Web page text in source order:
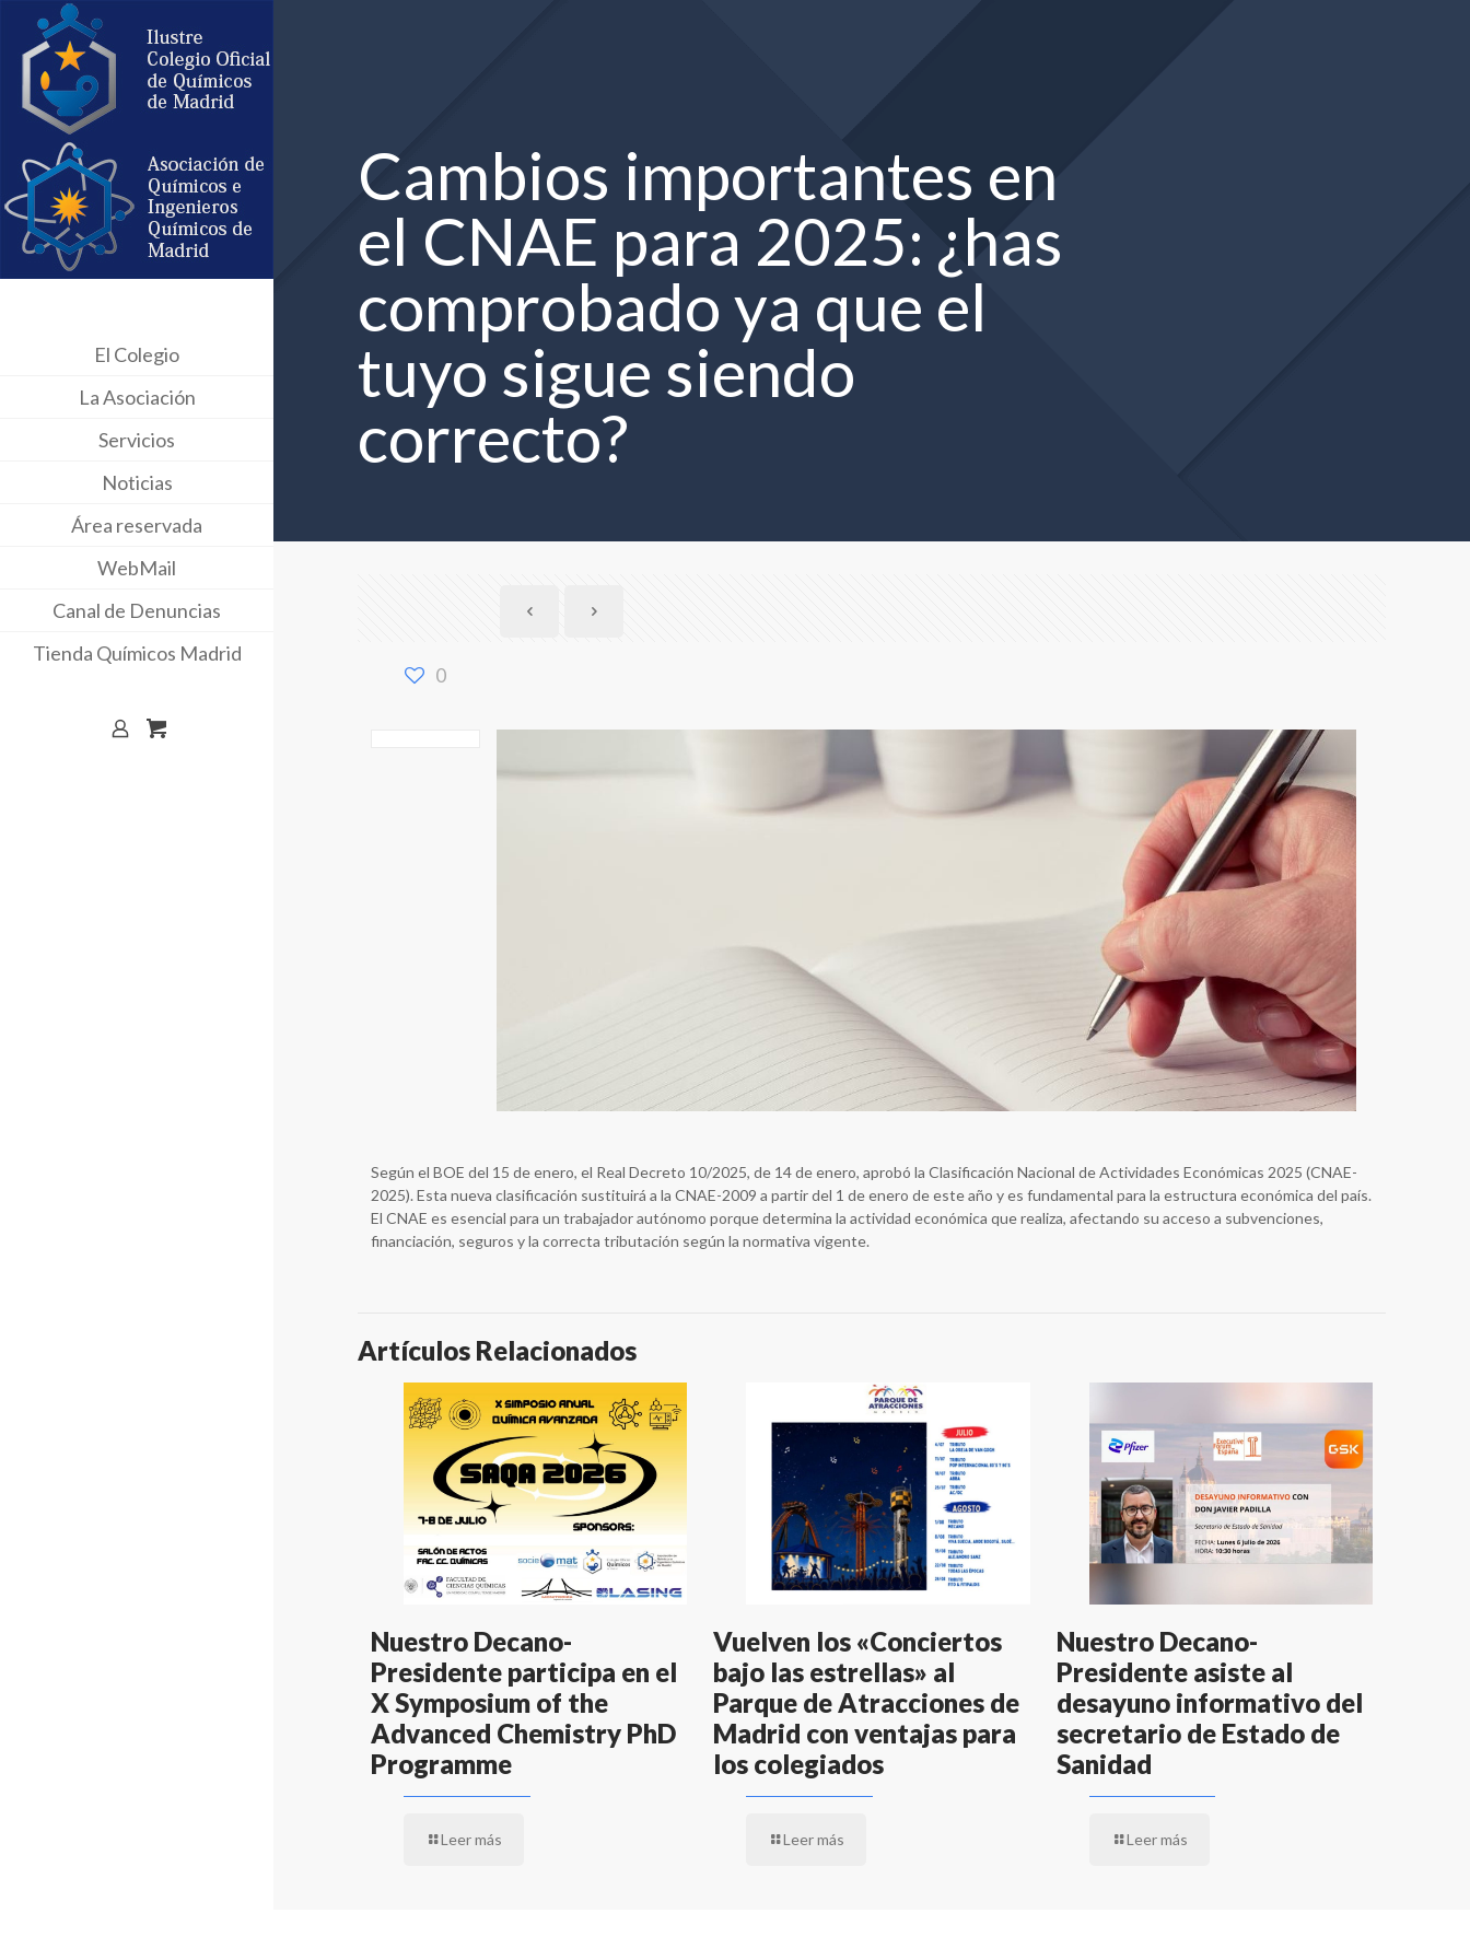
El Colegio
La Asociación
Servicios
Noticias
Área reservada
WebMail
Canal de Denuncias
Tienda Químicos Madrid
Cambios importantes en
el CNAE para 2025: ¿has
comprobado ya que el
tuyo sigue siendo
correcto?
0
Según el BOE del 15 de enero, el Real Decreto 10/2025, de 14 de enero, aprobó la Clasificación Nacional de Actividades Económicas 2025 (CNAE-
2025). Esta nueva clasificación sustituirá a la CNAE-2009 a partir del 1 de enero de este año y es fundamental para la estructura económica del país.
El CNAE es esencial para un trabajador autónomo porque determina la actividad económica que realiza, afectando su acceso a subvenciones,
financiación, seguros y la correcta tributación según la normativa vigente.
Artículos Relacionados
Nuestro Decano-
Presidente participa en el
X Symposium of the
Advanced Chemistry PhD
Programme
Leer más
Vuelven los «Conciertos
bajo las estrellas» al
Parque de Atracciones de
Madrid con ventajas para
los colegiados
Leer más
Nuestro Decano-
Presidente asiste al
desayuno informativo del
secretario de Estado de
Sanidad
Leer más